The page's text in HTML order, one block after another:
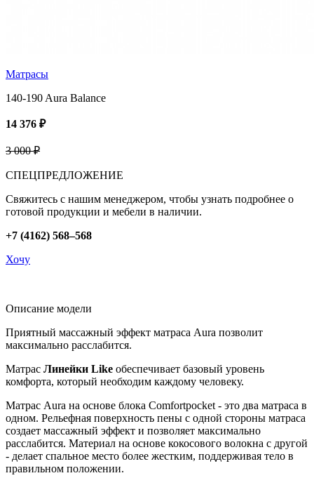
Матрасы
140-190 Aura Balance
14 376 ₽
3 000 ₽
СПЕЦПРЕДЛОЖЕНИЕ
Свяжитесь с нашим менеджером, чтобы узнать подробнее о
готовой продукции и мебели в наличии.
+7 (4162) 568–568
Хочу
Описание модели
Приятный массажный эффект матраса Aura позволит
максимально расслабится.
Матрас Линейки Like обеспечивает базовый уровень
комфорта, который необходим каждому человеку.
Матрас Aura на основе блока Comfortpocket - это два матраса в
одном. Рельефная поверхность пены с одной стороны матраса
создает массажный эффект и позволяет максимально
расслабится. Материал на основе кокосового волокна с другой
- делает спальное место более жестким, поддерживая тело в
правильном положении.